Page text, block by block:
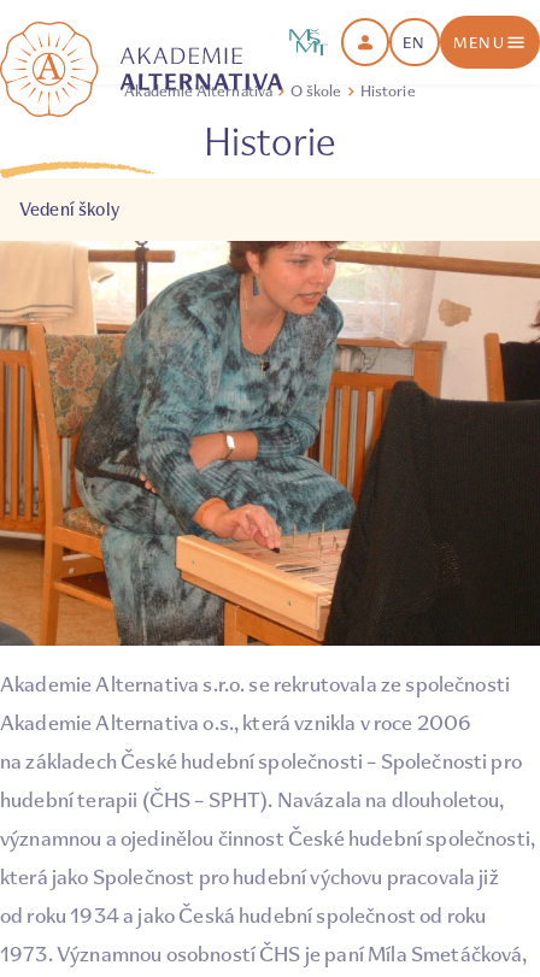
EN MENU
Akademie Alternativa O škole Historie
Historie
Vedení školy
Akademie Alternativa s.r.o. se rekrutovala ze společnosti
Akademie Alternativa o.s., která vznikla v roce 2006
na základech České hudební společnosti – Společnosti pro
hudební terapii (ČHS – SPHT). Navázala na dlouholetou,
významnou a ojedinělou činnost České hudební společnosti,
která jako Společnost pro hudební výchovu pracovala již
od roku 1934 a jako Česká hudební společnost od roku
1973. Významnou osobností ČHS je paní Míla Smetáčková,